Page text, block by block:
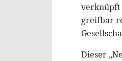
verknüpft
greifbar
Dieser